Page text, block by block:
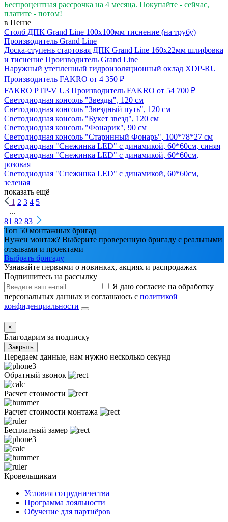
Беспроцентная рассрочка на 4 месяца. Покупайте - сейчас,
платите - потом!
в Пензе
Столб ДПК Grand Line 100х100мм тиснение (на трубу)
Производитель Grand Line
Доска-ступень стартовая ДПК Grand Line 160х22мм шлифовка
и тиснение Производитель Grand Line
Наружный утепленный гидроизоляционный оклад XDP-RU
Производитель FAKRO от 4 350 ₽
FAKRO PTP-V U3 Производитель FAKRO от 54 700 ₽
Светодиодная консоль "Звезды", 120 см
Светодиодная консоль "Звездный путь", 120 см
Светодиодная консоль "Букет звезд", 120 см
Светодиодная консоль "Фонарик", 90 см
Светодиодная консоль "Старинный Фонарь", 100*78*27 см
Светодиодная "Снежинка LED" с динамикой, 60*60см, синяя
Светодиодная "Снежинка LED" с динамикой, 60*60см,
розовая
Светодиодная "Снежинка LED" с динамикой, 60*60см,
зеленая
показать ещё
1 2 3 4 5
...
81 82 83
Топ 50 монтажных бригад
Нужен монтаж? Выберите проверенную бригаду с реальными
отзывами и проектами
Выбрать бригаду
Узнавайте первыми о новинках, акциях и распродажах
Подпишитесь на рассылку
Я даю согласие на обработку
персональных данных и соглашаюсь с политикой
конфиденциальности
×
Благодарим за подписку
Закрыть
Передаем данные, нам нужно несколько секунд
Обратный звонок
Расчет стоимости
Расчет стоимости монтажа
Бесплатный замер
Кровельщикам
Условия сотрудничества
Программа лояльности
Обучение для партнёров